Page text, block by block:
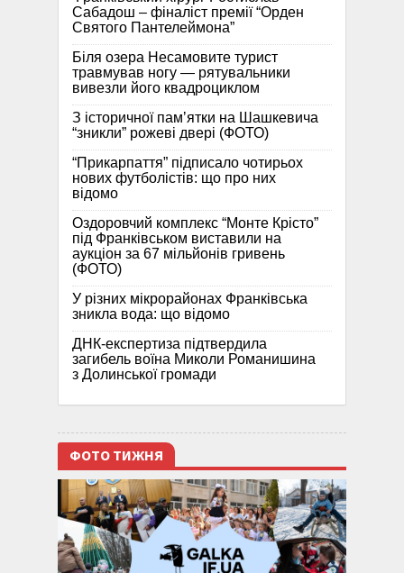
Сабадош – фіналіст премії “Орден
Святого Пантелеймона”
Біля озера Несамовите турист
травмував ногу — рятувальники
вивезли його квадроциклом
З історичної памʼятки на Шашкевича
“зникли” рожеві двері (ФОТО)
“Прикарпаття” підписало чотирьох
нових футболістів: що про них
відомо
Оздоровчий комплекс “Монте Крісто”
під Франківськом виставили на
аукціон за 67 мільйонів гривень
(ФОТО)
У різних мікрорайонах Франківська
зникла вода: що відомо
ДНК-експертиза підтвердила
загибель воїна Миколи Романишина
з Долинської громади
ФОТО ТИЖНЯ